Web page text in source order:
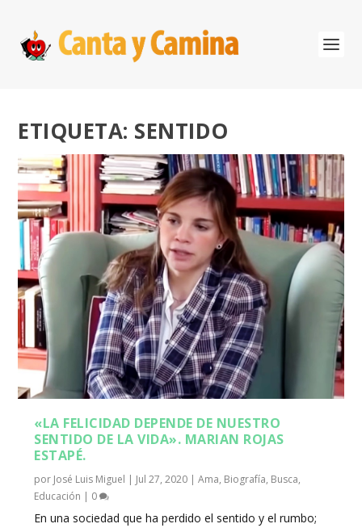
ETIQUETA: SENTIDO
«LA FELICIDAD DEPENDE DE NUESTRO
SENTIDO DE LA VIDA». MARIAN ROJAS
ESTAPÉ.
por José Luis Miguel | Jul 27, 2020 |Ama, Biografía, Busca,
Educación | 0
En una sociedad que ha perdido el sentido y el rumbo;